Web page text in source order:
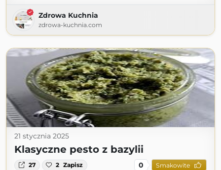
Zdrowa Kuchnia
zdrowa-kuchnia.com
21 stycznia 2025
Klasyczne pesto z bazylii
27 2 Zapisz 0 Smakowite